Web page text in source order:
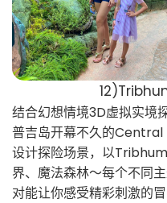
结合幻想情境3D虚拟实
普吉岛开幕不久的
设计探险场景，以
界、魔法森林～每个不同
对能让你感受精彩刺激的冒